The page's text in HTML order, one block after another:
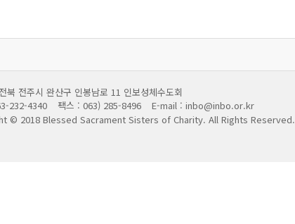
북 전주시 완산구 인봉남로 11 인보성체수도회
232-4340
팩스 : 063) 285-8496
E-mail : inbo@inbo.or.kr
© 2018 Blessed Sacrament Sisters of Charity. All Rights Reserved.